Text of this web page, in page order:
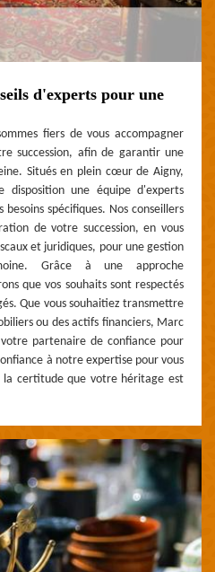
d'experts pour une
fiers de vous accompagner
succession, afin de garantir une
Situés en plein cœur de Aigny,
disposition une équipe d'experts
spécifiques. Nos conseillers
de votre succession, en vous
et juridiques, pour une gestion
Grâce à une approche
que vos souhaits sont respectés
Que vous souhaitiez transmettre
ou des actifs financiers, Marc
partenaire de confiance pour
à notre expertise pour vous
certitude que votre héritage est